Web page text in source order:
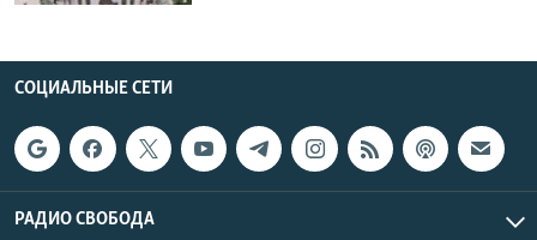
СОЦИАЛЬНЫЕ СЕТИ
РАДИО СВОБОДА